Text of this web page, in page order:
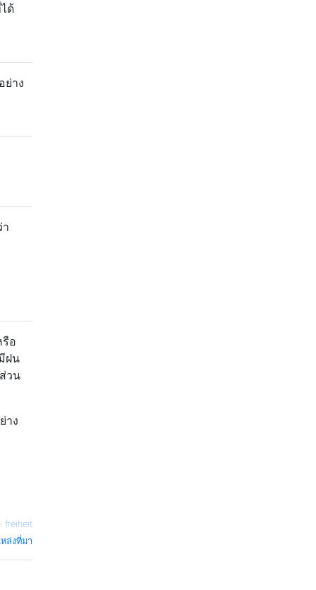
ด้
ย่าง
อ
ฝน
วน
าง
freiheit
ล่งที่มา